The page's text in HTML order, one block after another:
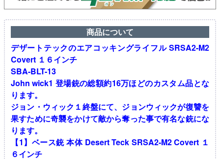
商品について
デザートテックのエアコッキングライフル SRSA2-M2
Covert １６インチ
SBA-BLT-13
John wick1 登場銃の総額約16万ほどのカスタム品とな
ります。
ジョン・ウィック１終盤にて、ジョンウィックが復讐を
果すために奇襲をかけて敵から奪った事で有名な銃にな
ります。
【1】ベース銃 本体 Desert Teck SRSA2-M2 Covert １
６インチ